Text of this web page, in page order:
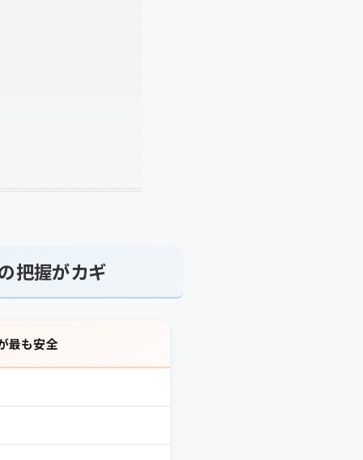
把握がカギ
最も安全